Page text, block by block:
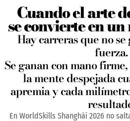
Cuando el arte
se convierte en
Hay carreras que no se
fuerza.
Se ganan con mano
la mente despejada
apremia y cada
En WorldSkills Shanghái 2026 no